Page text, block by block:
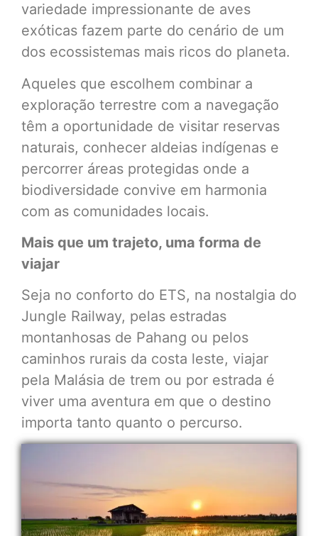
variedade impressionante de aves
exóticas fazem parte do cenário de um
dos ecossistemas mais ricos do planeta.
Aqueles que escolhem combinar a
exploração terrestre com a navegação
têm a oportunidade de visitar reservas
naturais, conhecer aldeias indígenas e
percorrer áreas protegidas onde a
biodiversidade convive em harmonia
com as comunidades locais.
Mais que um trajeto, uma forma de
viajar
Seja no conforto do ETS, na nostalgia do
Jungle Railway, pelas estradas
montanhosas de Pahang ou pelos
caminhos rurais da costa leste, viajar
pela Malásia de trem ou por estrada é
viver uma aventura em que o destino
importa tanto quanto o percurso.